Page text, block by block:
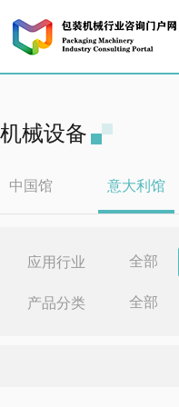
机械设备
中国馆 意大利馆
应用行业 全部
产品分类 全部